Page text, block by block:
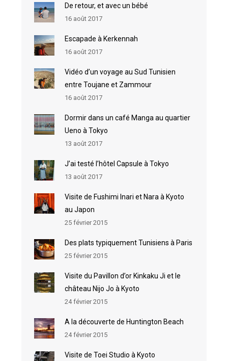
De retour, et avec un bébé
16 août 2017
Escapade à Kerkennah
16 août 2017
Vidéo d’un voyage au Sud Tunisien
entre Toujane et Zammour
16 août 2017
Dormir dans un café Manga au quartier
Ueno à Tokyo
13 août 2017
J’ai testé l’hôtel Capsule à Tokyo
13 août 2017
Visite de Fushimi Inari et Nara à Kyoto
au Japon
25 février 2015
Des plats typiquement Tunisiens à Paris
25 février 2015
Visite du Pavillon d’or Kinkaku Ji et le
château Nijo Jo à Kyoto
24 février 2015
A la découverte de Huntington Beach
24 février 2015
Visite de Toei Studio à Kyoto